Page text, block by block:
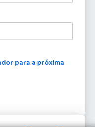
para a próxima